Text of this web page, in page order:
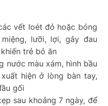
vết loét đỏ hoặc bóng
lưỡi, lợi, gây đau
trẻ bỏ ăn
nước màu xám, hình bầu
hiện ở lòng bàn tay,
gối
sau khoảng 7 ngày, để